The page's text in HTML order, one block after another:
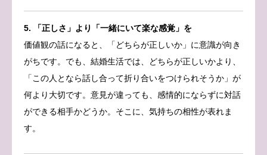
5. 「正しさ」より「一緒にいて楽な感覚」を
価値観の話になると、「どちらが正しいか」に意識が向き
がちです。でも、結婚生活では、どちらが正しいかより、
「この人となら話し合って折り合いをつけられそうか」が
何より大切です。意見が違っても、感情的にならずに対話
ができる相手かどうか。そこに、気持ちの相性が表れま
す。